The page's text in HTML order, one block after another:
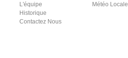
L'équipe
Historique
Contactez Nous
Météo Locale